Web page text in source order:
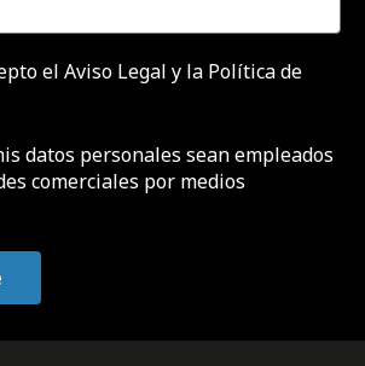
el Aviso Legal y la Política de
datos personales sean empleados
comerciales por medios